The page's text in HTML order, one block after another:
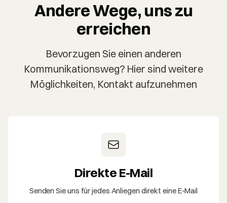
Andere Wege, uns zu
erreichen
Bevorzugen Sie einen anderen
Kommunikationsweg? Hier sind weitere
Möglichkeiten, Kontakt aufzunehmen
Direkte E-Mail
Senden Sie uns für jedes Anliegen direkt eine E-Mail